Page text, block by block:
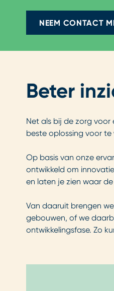
NEEM CONTACT
Beter
Net als bij de zorg
beste oplossing voor te
Op basis van onze
ontwikkeld om
en laten je zien waar
Van daaruit brengen
gebouwen, of we
ontwikkelingsfase. Zo